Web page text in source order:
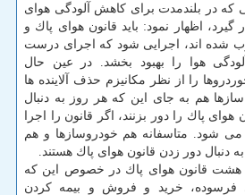
كه در بلندمدت برای كاهش آلودگی هوای
گیرد، اظهار نمود: باید قانون هوای پاك و
شده اند، اجرایی شود كه اجرای درست
هوا را بهبود بخشد. در عین حال
را از نظر مكانیزم حذف آلاینده ها
هم به جای این كه هر روز به دنبال
هوای پاك را دور بزنند، اگر قانون را اجرا
شود. متاسفانه هم خودروسازها و هم
دنبال دور زدن قانون هوای پاك هستند.
هشت قانون هوای پاك در خصوص این كه
فرسوده، خرید و فروش و بیمه كردن